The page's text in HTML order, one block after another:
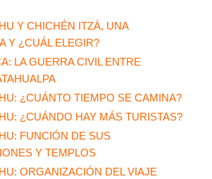
Y CHICHÉN ITZÁ, UNA
Y ¿CUÁL ELEGIR?
LA GUERRA CIVIL ENTRE
¿CUÁNTO TIEMPO SE CAMINA?
¿CUÁNDO HAY MÁS TURISTAS?
FUNCIÓN DE SUS
Y TEMPLOS
ORGANIZACIÓN DEL VIAJE